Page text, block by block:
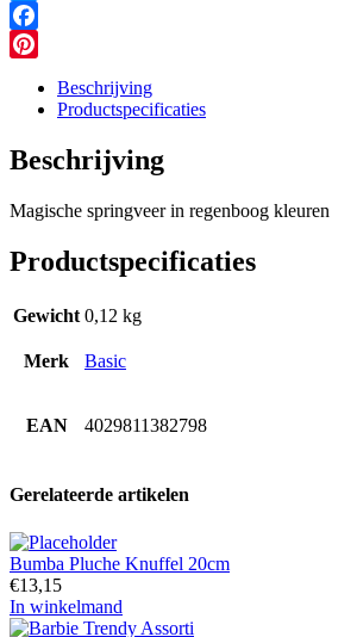
Messenger
Facebook
Beschrijving
Productspecificaties
Beschrijving
Magische springveer in regenboog kleuren
Productspecificaties
Gewicht 0,12 kg
Merk Basic
EAN 4029811382798
Gerelateerde artikelen
Bumba Pluche Knuffel 20cm
€13,15
In winkelmand